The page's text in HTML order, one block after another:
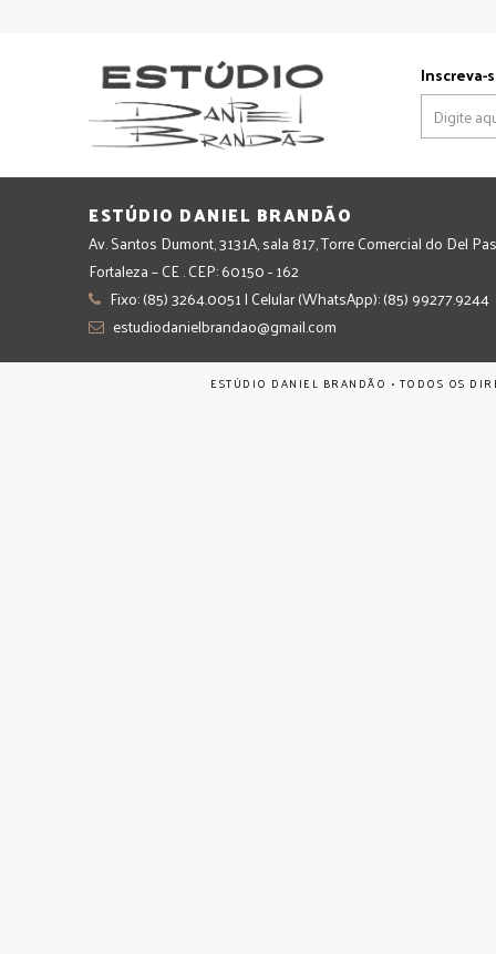
Inscreva-
ESTÚDIO DANIEL BRANDÃO
Av. Santos Dumont, 3131A, sala 817, Torre Comercial do Del
Fortaleza – CE . CEP: 60150 - 162
Fixo: (85) 3264.0051 | Celular (WhatsApp): (85) 99277.9244
estudiodanielbrandao@gmail.com
ESTÚDIO DANIEL BRANDÃO • TODOS OS